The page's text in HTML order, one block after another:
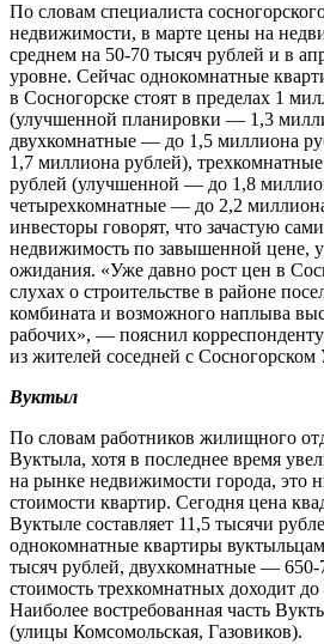
По словам специалиста
недвижимости, в марте цены на
среднем на 50-70 тысяч рублей и в
уровне. Сейчас однокомнатные
в Сосногорске стоят в пределах 1
(улучшенной планировки — 1,3
двухкомнатные — до 1,5 миллиона
1,7 миллиона рублей),
рублей (улучшенной — до 1,8
четырехкомнатные — до 2,2
инвесторы говорят, что зачастую
недвижимость по завышенной цене,
ожидания. «Уже давно рост цен в
слухах о строительстве в районе
комбината и возможного наплыва
рабочих», — пояснил
из жителей соседней с Сосногорском
Вуктыл
По словам работников жилищного
Вуктыла, хотя в последнее время
на рынке недвижимости города, это
стоимости квартир. Сегодня цена
Вуктыле составляет 11,5 тысячи
однокомнатные квартиры
тысяч рублей, двухкомнатные — 650-
стоимость трехкомнатных доходит
Наиболее востребованная часть
(улицы Комсомольская, Газовиков).